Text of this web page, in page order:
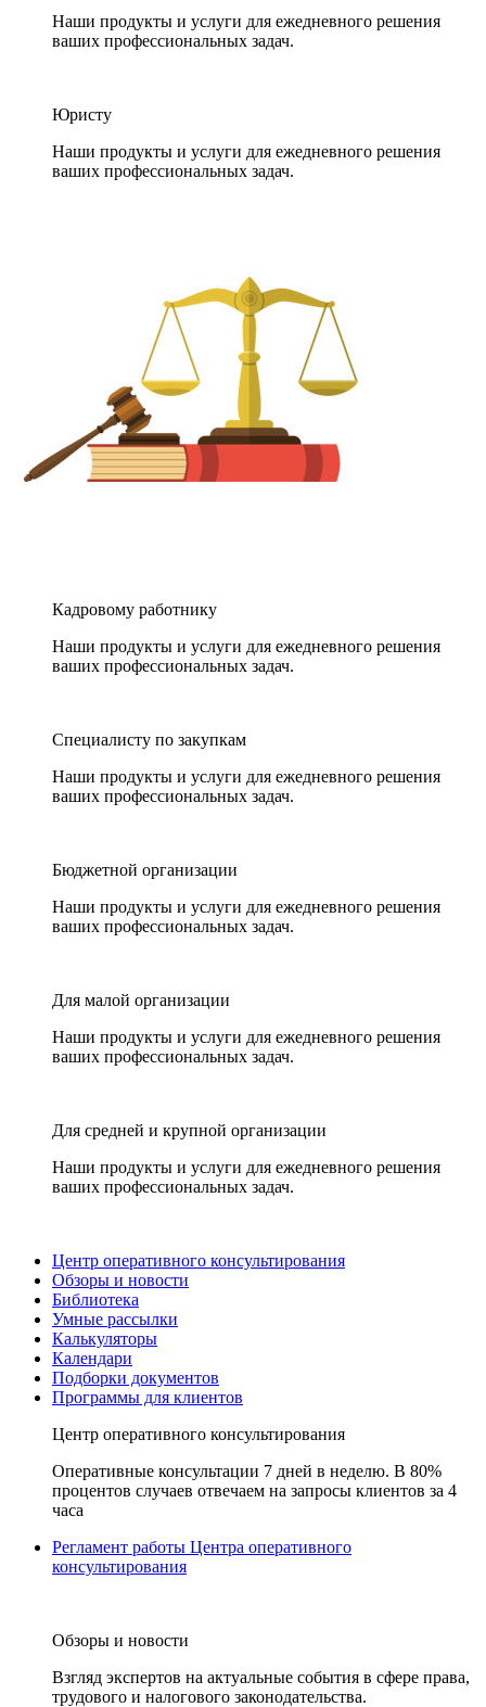
Наши продукты и услуги для ежедневного решения
ваших профессиональных задач.
Юристу
Наши продукты и услуги для ежедневного решения
ваших профессиональных задач.
Кадровому работнику
Наши продукты и услуги для ежедневного решения
ваших профессиональных задач.
Специалисту по закупкам
Наши продукты и услуги для ежедневного решения
ваших профессиональных задач.
Бюджетной организации
Наши продукты и услуги для ежедневного решения
ваших профессиональных задач.
Для малой организации
Наши продукты и услуги для ежедневного решения
ваших профессиональных задач.
Для средней и крупной организации
Наши продукты и услуги для ежедневного решения
ваших профессиональных задач.
Центр оперативного консультирования
Обзоры и новости
Библиотека
Умные рассылки
Калькуляторы
Календари
Подборки документов
Программы для клиентов
Центр оперативного консультирования
Оперативные консультации 7 дней в неделю. В 80%
процентов случаев отвечаем на запросы клиентов за 4
часа
Регламент работы Центра оперативного
консультирования
Обзоры и новости
Взгляд экспертов на актуальные события в сфере права,
трудового и налогового законодательства.